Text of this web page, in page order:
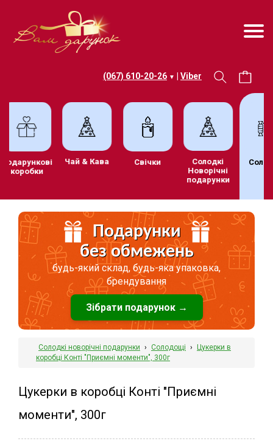
(067) 610-20-26 ▼ Viber
Подарункові
коробки
Чай & Кава Свічки
Солодкі
Новорічні
подарунки
Подарунки
без обмежень
будь-який склад, будь-яка упаковка,
брендування
Зібрати подарунок →
Солодкі новорічні подарунки › Солодощі › Цукерки в
коробці Конті "Приємні моменти", 300г
Цукерки в коробці Конті "Приємні
моменти", 300г